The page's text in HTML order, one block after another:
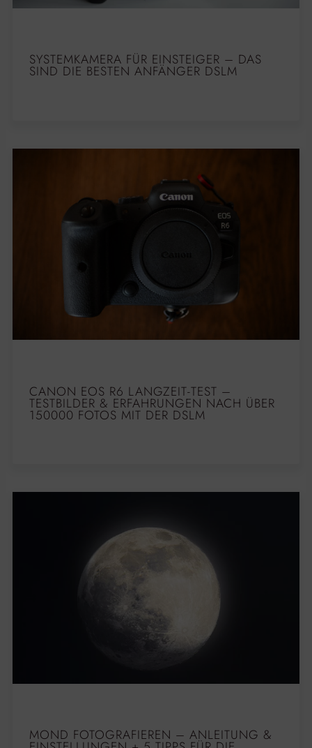
SYSTEMKAMERA FÜR EINSTEIGER – DAS
SIND DIE BESTEN ANFÄNGER DSLM
CANON EOS R6 LANGZEIT-TEST –
TESTBILDER & ERFAHRUNGEN NACH ÜBER
150000 FOTOS MIT DER DSLM
MOND FOTOGRAFIEREN – ANLEITUNG &